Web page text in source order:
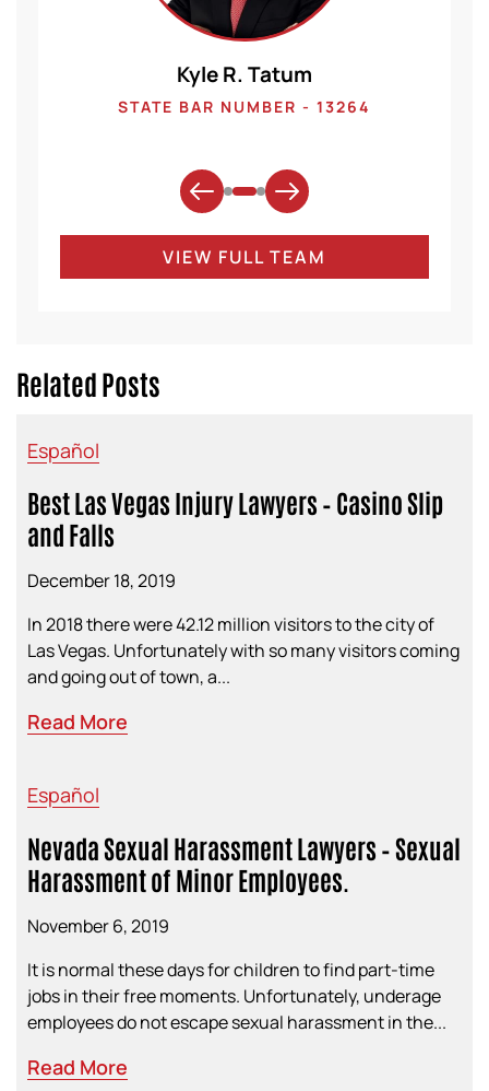
Kyle R. Tatum
STATE BAR NUMBER - 13264
VIEW FULL TEAM
Related Posts
Español
Best Las Vegas Injury Lawyers – Casino Slip
and Falls
December 18, 2019
In 2018 there were 42.12 million visitors to the city of
Las Vegas. Unfortunately with so many visitors coming
and going out of town, a...
Read More
Español
Nevada Sexual Harassment Lawyers – Sexual
Harassment of Minor Employees.
November 6, 2019
It is normal these days for children to find part-time
jobs in their free moments. Unfortunately, underage
employees do not escape sexual harassment in the...
Read More